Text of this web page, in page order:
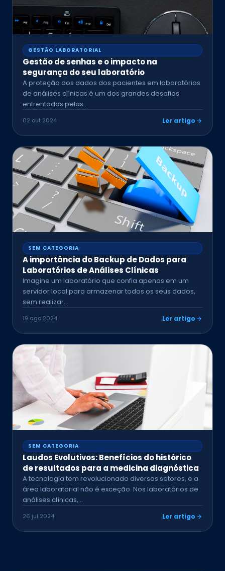
GESTÃO LABORATORIAL
Gestão de senhas e o impacto na
segurança do seu laboratório
A proteção dos dados dos pacientes em laboratórios
de análises clínicas é um dos grandes desafios
enfrentados pelas…
02 out 2024 Ler artigo
SEM CATEGORIA
A importância do Backup de Dados para
Laboratórios de Análises Clínicas
Imagine um laboratório que confia apenas em um
servidor local para armazenar todos os seus dados,
sem realizar…
19 ago 2024 Ler artigo
SEM CATEGORIA
Laudos Evolutivos: Benefícios do histórico
de resultados para a medicina diagnóstica
A tecnologia tem revolucionado diversos setores, e a
área laboratorial não é exceção. Nos laboratórios de
análises clínicas,…
26 jul 2024 Ler artigo